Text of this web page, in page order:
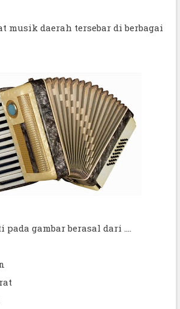
musik daerah tersebar di berbagai
gambar berasal dari ….